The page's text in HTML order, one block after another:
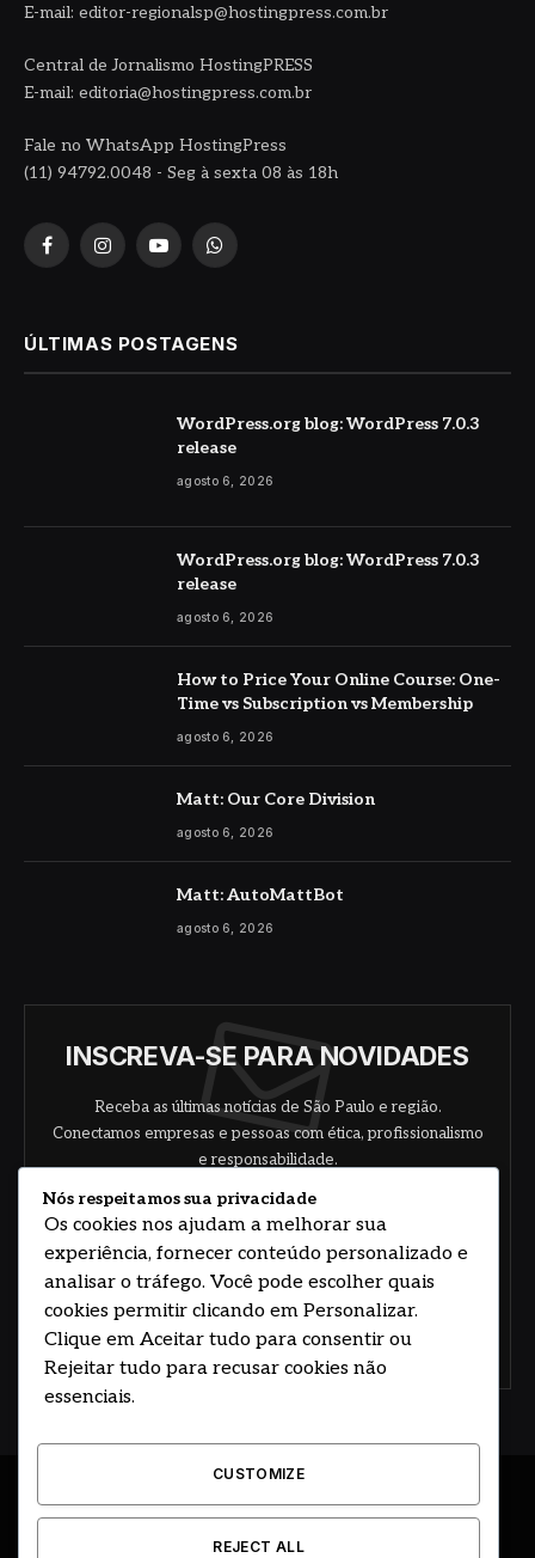
E-mail: editor-regionalsp@hostingpress.com.br
Central de Jornalismo HostingPRESS
E-mail: editoria@hostingpress.com.br
Fale no WhatsApp HostingPress
(11) 94792.0048 - Seg à sexta 08 às 18h
FacebookInstagramYouTubeWhatsApp
ÚLTIMAS POSTAGENS
WordPress.org blog: WordPress 7.0.3
release
agosto 6, 2026
WordPress.org blog: WordPress 7.0.3
release
agosto 6, 2026
How to Price Your Online Course: One-
Time vs Subscription vs Membership
agosto 6, 2026
Matt: Our Core Division
agosto 6, 2026
Matt: AutoMattBot
agosto 6, 2026
INSCREVA-SE PARA NOVIDADES
Receba as últimas notícias de São Paulo e região.
Conectamos empresas e pessoas com ética, profissionalismo
e responsabilidade.
Concorde com nossos termos e acordo de
© 2026 DESENVOLVIDO POR HOSTING PRIME BRASIL
Nós respeitamos sua privacidade
Os cookies nos ajudam a melhorar sua
experiência, fornecer conteúdo personalizado e
analisar o tráfego. Você pode escolher quais
cookies permitir clicando em Personalizar.
Clique em Aceitar tudo para consentir ou
Rejeitar tudo para recusar cookies não
essenciais.
CUSTOMIZE
REJECT ALL